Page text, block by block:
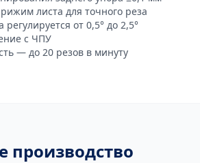
листа для точного реза
от 0,5° до 2,5°
с ЧПУ
— до 20 резов в минуту
производство